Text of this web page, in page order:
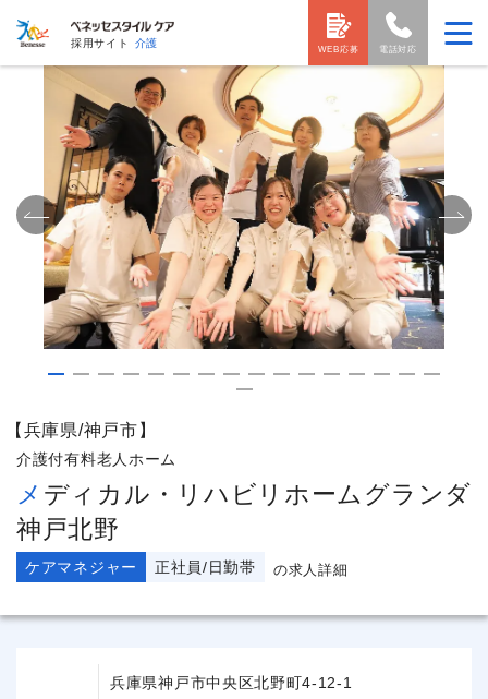
採用サイト 介護
電話対応
WEB応募
【兵庫県/神戸市】
介護付有料老人ホーム
メディカル・リハビリホームグランダ
神戸北野
ケアマネジャー 正社員/日勤帯 の求人詳細
兵庫県神戸市中央区北野町4-12-1